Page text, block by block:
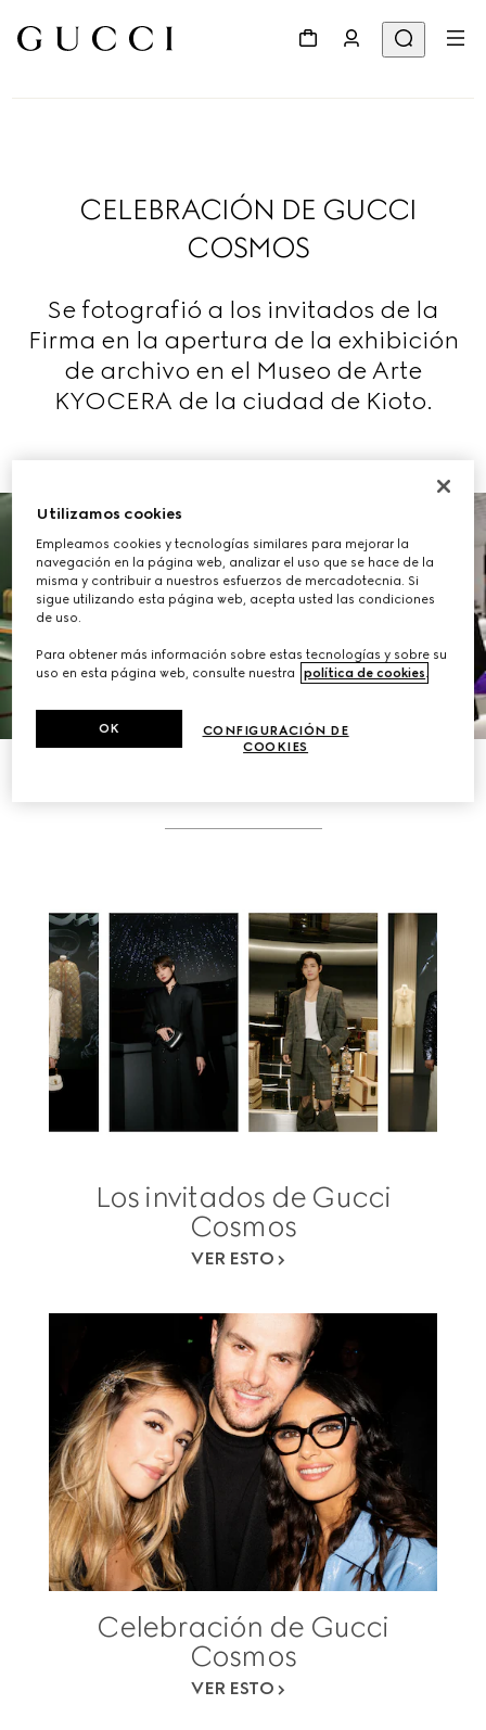
CELEBRACIÓN DE GUCCI
COSMOS
Se fotografió a los invitados de la
Firma en la apertura de la exhibición
de archivo en el Museo de Arte
KYOCERA de la ciudad de Kioto.
Los invitados de Gucci
Cosmos
VER ESTO
Celebración de Gucci
Cosmos
VER ESTO
Utilizamos cookies
Empleamos cookies y tecnologías similares para mejorar la
navegación en la página web, analizar el uso que se hace de la
misma y contribuir a nuestros esfuerzos de mercadotecnia. Si
sigue utilizando esta página web, acepta usted las condiciones
de uso.
Para obtener más información sobre estas tecnologías y sobre su
uso en esta página web, consulte nuestra
política de cookies.
CONFIGURACIÓN DE
COOKIES
OK